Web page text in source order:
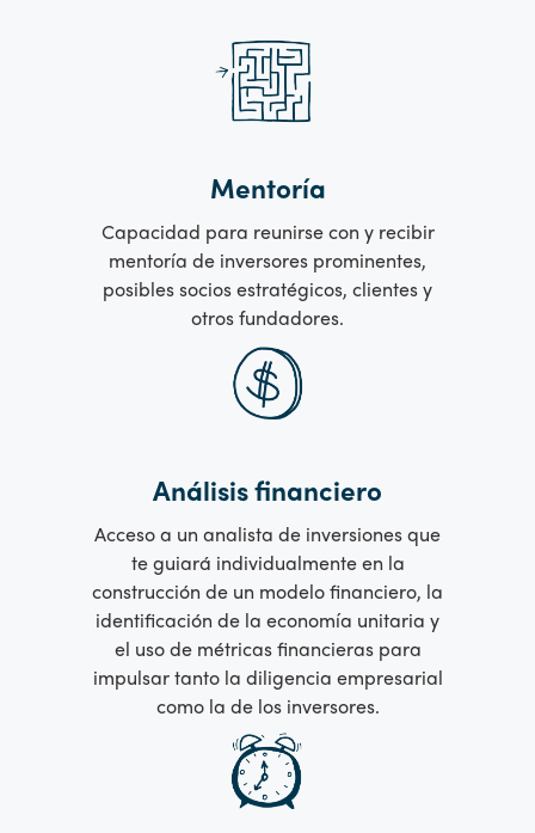
Mentoría
Capacidad para reunirse con y recibir
mentoría de inversores prominentes,
posibles socios estratégicos, clientes y
otros fundadores.
Análisis financiero
Acceso a un analista de inversiones que
te guiará individualmente en la
construcción de un modelo financiero, la
identificación de la economía unitaria y
el uso de métricas financieras para
impulsar tanto la diligencia empresarial
como la de los inversores.